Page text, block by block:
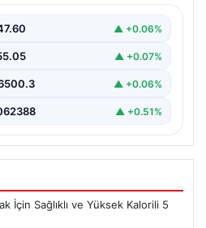
Graz'ı evinde ağırladı.▲ +0.06%
▲ +0.07%
▲ +0.06%
▲ +0.51%
İçin Sağlıklı ve Yüksek Kalorili 5